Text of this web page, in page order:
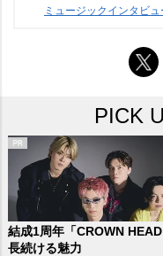
ミュージックインタビュ
PICK
結成1周年「CROWN
長続ける魅力